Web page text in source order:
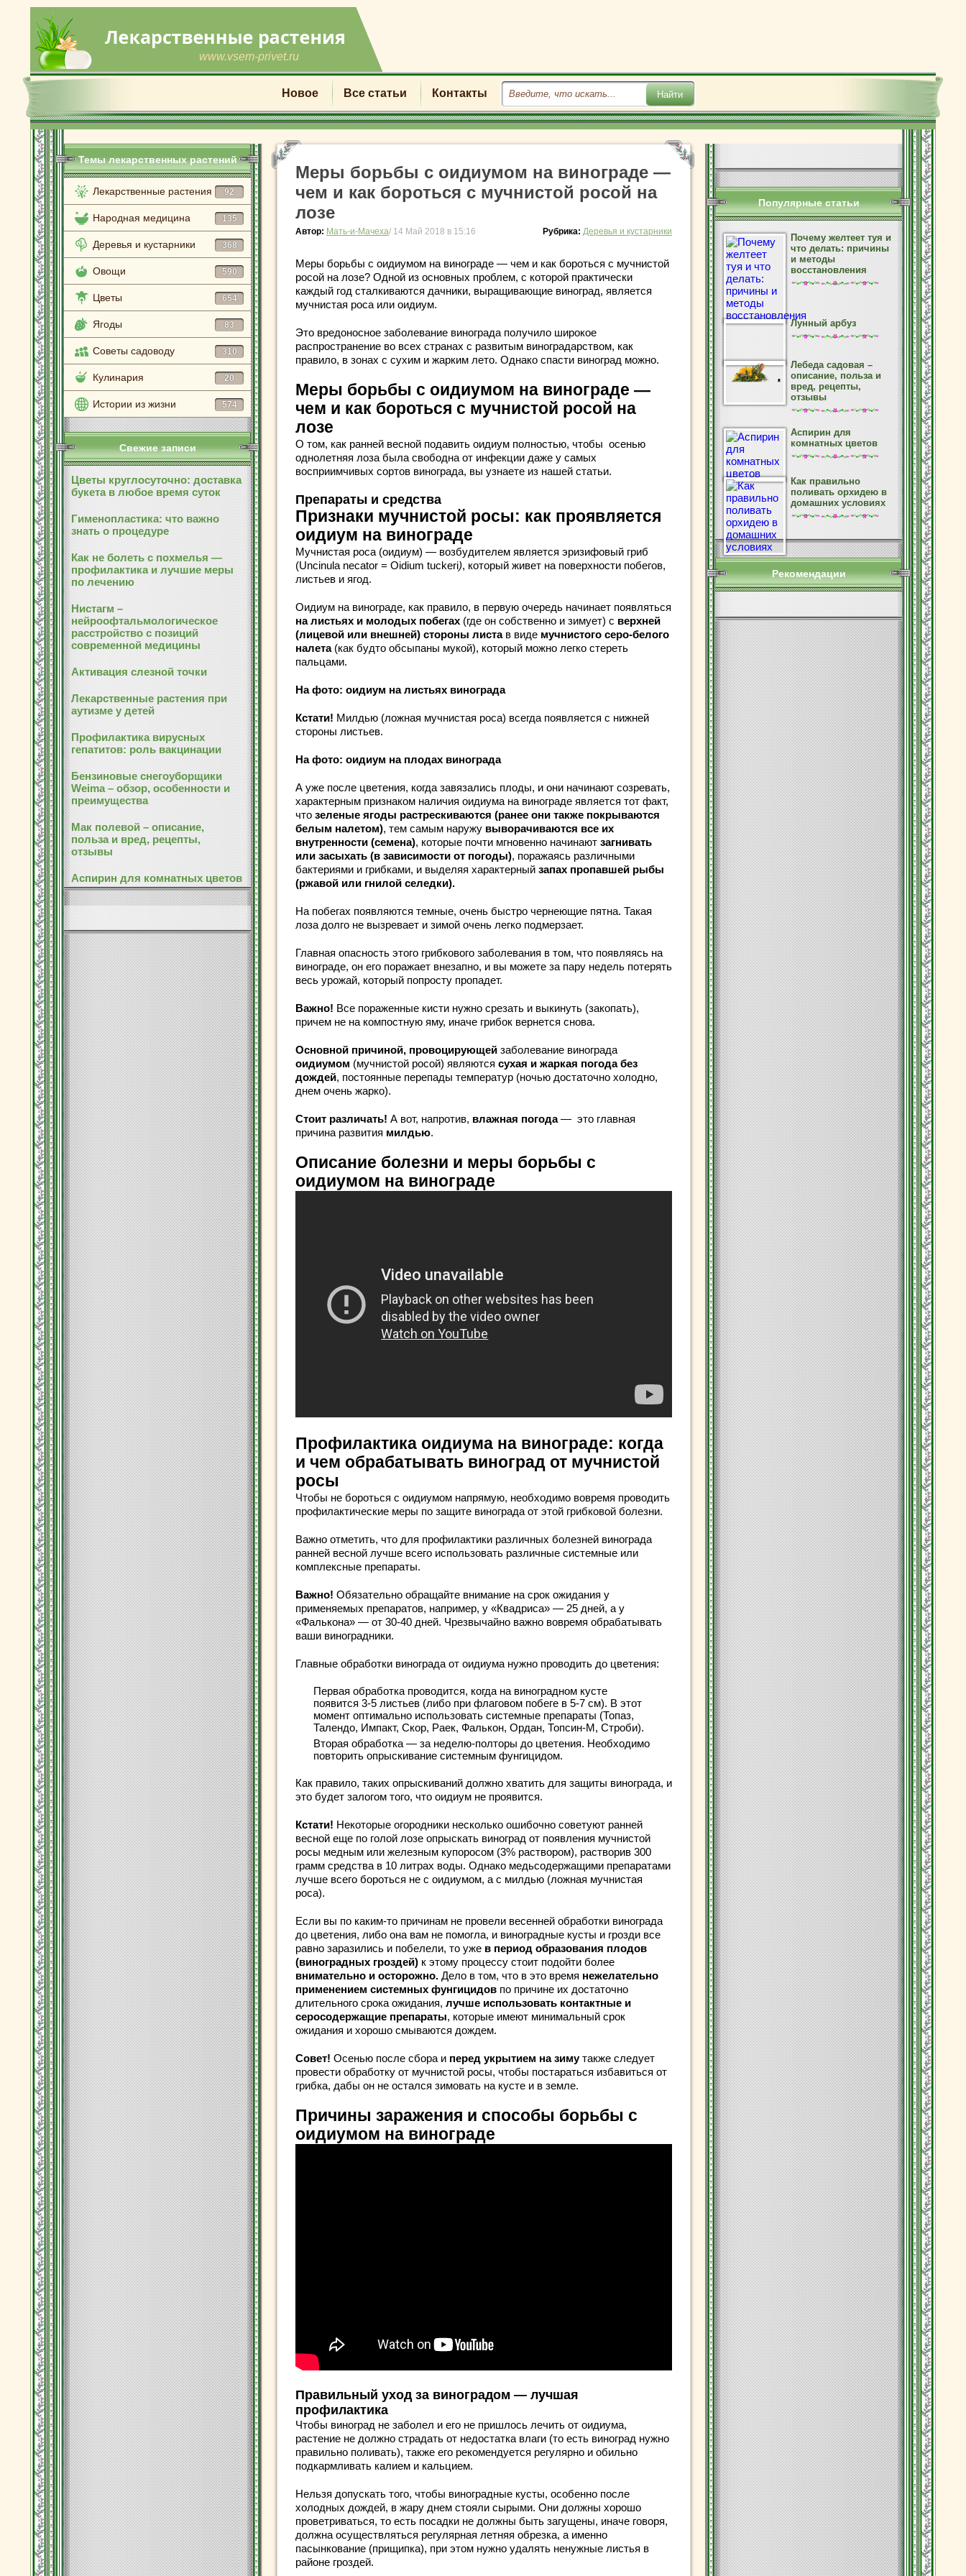
www.vsem-privet.ru
Новое Все статьи Контакты
Темы лекарственных растений
Лекарственные растения 92
Народная медицина 135
Деревья и кустарники 368
Овощи 590
Цветы 654
Ягоды 83
Советы садоводу 310
Кулинария 20
Истории из жизни 574
Свежие записи
Цветы круглосуточно: доставка
букета в любое время суток
Гименопластика: что важно
знать о процедуре
Как не болеть с похмелья —
профилактика и лучшие меры
по лечению
Нистагм –
нейроофтальмологическое
расстройство с позиций
современной медицины
Активация слезной точки
Лекарственные растения при
аутизме у детей
Профилактика вирусных
гепатитов: роль вакцинации
Бензиновые снегоуборщики
Weima – обзор, особенности и
преимущества
Мак полевой – описание,
польза и вред, рецепты,
отзывы
Аспирин для комнатных цветов
Меры борьбы с оидиумом на винограде —
чем и как бороться с мучнистой росой на
лозе
Автор: Мать-и-Мачеха/ 14 Май 2018 в 15:16 Рубрика: Деревья и кустарники
Меры борьбы с оидиумом на винограде — чем и как бороться с мучнистой
росой на лозе? Одной из основных проблем, с которой практически
каждый год сталкиваются дачники, выращивающие виноград, является
мучнистая роса или оидиум.
Это вредоносное заболевание винограда получило широкое
распространение во всех странах с развитым виноградарством, как
правило, в зонах с сухим и жарким лето. Однако спасти виноград можно.
Меры борьбы с оидиумом на винограде —
чем и как бороться с мучнистой росой на
лозе
О том, как ранней весной подавить оидиум полностью, чтобы осенью
однолетняя лоза была свободна от инфекции даже у самых
восприимчивых сортов винограда, вы узнаете из нашей статьи.
Препараты и средства
Признаки мучнистой росы: как проявляется
оидиум на винограде
Мучнистая роса (оидиум) — возбудителем является эризифовый гриб
(Uncinula necator = Oidium tuckeri), который живет на поверхности побегов,
листьев и ягод.
Оидиум на винограде, как правило, в первую очередь начинает появляться
на листьях и молодых побегах (где он собственно и зимует) с верхней
(лицевой или внешней) стороны листав виде мучнистого серо-белого
налета (как будто обсыпаны мукой), который можно легко стереть
пальцами.
На фото: оидиум на листьях винограда
Кстати! Милдью (ложная мучнистая роса) всегда появляется с нижней
стороны листьев.
На фото: оидиум на плодах винограда
А уже после цветения, когда завязались плоды, и они начинают созревать,
характерным признаком наличия оидиума на винограде является тот факт,
что зеленые ягоды растрескиваются (ранее они также покрываются
белым налетом), тем самым наружу выворачиваются все их
внутренности (семена), которые почти мгновенно начинают загнивать
или засыхать (в зависимости от погоды), поражаясь различными
бактериями и грибками, и выделяя характерный запах пропавшей рыбы
(ржавой или гнилой селедки).
На побегах появляются темные, очень быстро чернеющие пятна. Такая
лоза долго не вызревает и зимой очень легко подмерзает.
Главная опасность этого грибкового заболевания в том, что появляясь на
винограде, он его поражает внезапно, и вы можете за пару недель потерять
весь урожай, который попросту пропадет.
Важно! Все пораженные кисти нужно срезать и выкинуть (закопать),
причем не на компостную яму, иначе грибок вернется снова.
Основной причиной, провоцирующей заболевание винограда
оидиумом (мучнистой росой) являются сухая и жаркая погода без
дождей, постоянные перепады температур (ночью достаточно холодно,
днем очень жарко).
Стоит различать! А вот, напротив, влажная погода— это главная
причина развития милдью.
Описание болезни и меры борьбы с
оидиумом на винограде
Профилактика оидиума на винограде: когда
и чем обрабатывать виноград от мучнистой
росы
Чтобы не бороться с оидиумом напрямую, необходимо вовремя проводить
профилактические меры по защите винограда от этой грибковой болезни.
Важно отметить, что для профилактики различных болезней винограда
ранней весной лучше всего использовать различные системные или
комплексные препараты.
Важно! Обязательно обращайте внимание на срок ожидания у
применяемых препаратов, например, у «Квадриса» — 25 дней, а у
«Фалькона» — от 30-40 дней. Чрезвычайно важно вовремя обрабатывать
ваши виноградники.
Главные обработки винограда от оидиума нужно проводить до цветения:
Первая обработка проводится, когда на виноградном кусте
появится 3-5 листьев (либо при флаговом побеге в 5-7 см). В этот
момент оптимально использовать системные препараты (Топаз,
Талендо, Импакт, Скор, Раек, Фалькон, Ордан, Топсин-М, Строби).
Вторая обработка — за неделю-полторы до цветения. Необходимо
повторить опрыскивание системным фунгицидом.
Как правило, таких опрыскиваний должно хватить для защиты винограда, и
это будет залогом того, что оидиум не проявится.
Кстати! Некоторые огородники несколько ошибочно советуют ранней
весной еще по голой лозе опрыскать виноград от появления мучнистой
росы медным или железным купоросом (3% раствором), растворив 300
грамм средства в 10 литрах воды. Однако медьсодержащими препаратами
лучше всего бороться не с оидиумом, а с милдью (ложная мучнистая
роса).
Если вы по каким-то причинам не провели весенней обработки винограда
до цветения, либо она вам не помогла, и виноградные кусты и грозди все
равно заразились и побелели, то уже в период образования плодов
(виноградных гроздей) к этому процессу стоит подойти более
внимательно и осторожно. Дело в том, что в это время нежелательно
применением системных фунгицидов по причине их достаточно
длительного срока ожидания, лучше использовать контактные и
серосодержащие препараты, которые имеют минимальный срок
ожидания и хорошо смываются дождем.
Совет! Осенью после сбора и перед укрытием на зимутакже следует
провести обработку от мучнистой росы, чтобы постараться избавиться от
грибка, дабы он не остался зимовать на кусте и в земле.
Причины заражения и способы борьбы с
оидиумом на винограде
Правильный уход за виноградом — лучшая
профилактика
Чтобы виноград не заболел и его не пришлось лечить от оидиума,
растение не должно страдать от недостатка влаги (то есть виноград нужно
правильно поливать), также его рекомендуется регулярно и обильно
подкармливать калием и кальцием.
Нельзя допускать того, чтобы виноградные кусты, особенно после
холодных дождей, в жару днем стояли сырыми. Они должны хорошо
проветриваться, то есть посадки не должны быть загущены, иначе говоря,
должна осуществляться регулярная летняя обрезка, а именно
пасынкование (прищипка), при этом нужно удалять ненужные листья в
районе гроздей.
Популярные статьи
Почему желтеет туя и
что делать: причины
и методы
восстановления
Лунный арбуз
Лебеда садовая –
описание, польза и
вред, рецепты,
отзывы
Аспирин для
комнатных цветов
Как правильно
поливать орхидею в
домашних условиях
Рекомендации